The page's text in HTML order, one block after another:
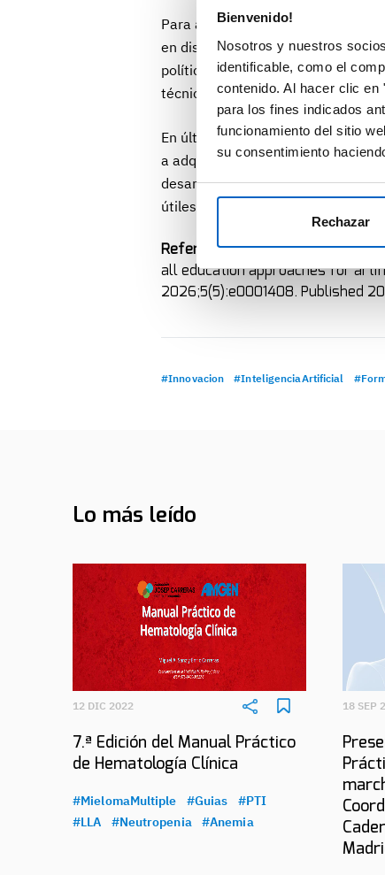
Bienvenido!
Nosotros y nuestros
identificable, como el
contenido. Al hacer clic
para los fines indicados
funcionamiento del sitio
su consentimiento
Rechazar
Para avanzar hacia este modelo
en distintas disciplinas, desde las
política sanitaria, entre otras. El
técnicas como las distintas
En última instancia, los autores
a adquirir los conocimientos
desarrolladores a disponer del
útiles y seguras para su uso en la
Referencia:Postill G, Midroni J,
all education approaches for
2026;5(5):e0001408. Published
#Innovacion #InteligenciaArtificial
Lo más leído
12 DIC 2022
7.ª Edición del Manual Práctico
de Hematología Clínica
#MielomaMultiple #Guias
#PTI
#LLA
#Neutropenia #Anemia
18 SEP